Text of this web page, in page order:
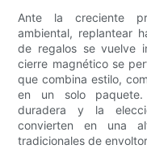
Ante la creciente
ambiental, replantear
de regalos se vuelve
cierre magnético se
que combina estilo,
en un solo paquete.
duradera y la
convierten en una
tradicionales de